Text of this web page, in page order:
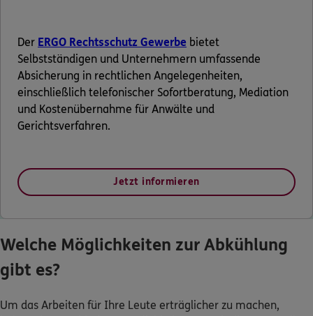
Der ERGO Rechtsschutz Gewerbe bietet
Selbstständigen und Unternehmern umfassende
Absicherung in rechtlichen Angelegenheiten,
einschließlich telefonischer Sofortberatung, Mediation
und Kostenübernahme für Anwälte und
Gerichtsverfahren.
Jetzt informieren
Welche Möglichkeiten zur Abkühlung
gibt es?
Um das Arbeiten für Ihre Leute erträglicher zu machen,